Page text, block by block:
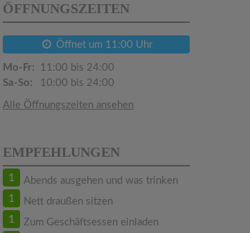
ÖFFNUNGSZEITEN
Öffnet um 11:00 Uhr
Mo-Fr:
11:00 bis 24:00
Sa-So:
10:00 bis 24:00
Alle Öffnungszeiten ansehen
EMPFEHLUNGEN
1 Abends ausgehen und was trinken
1 Nett draußen sitzen
1 Zum Geschäftsessen einladen